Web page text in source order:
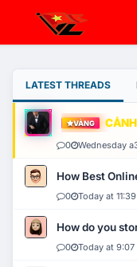
LATEST THREADS
VÀNG
0 Wednesday
How Best
0 Today at
How do you
0 Today at 9:07